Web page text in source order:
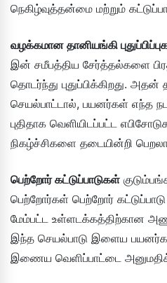
நெகிழ்வுத்தன்மை மற்றும்
வழக்கமான தானியங்கி
இன் சமீபத்திய சேர்த்தல்களை
தொடர்ந்து புதுப்பிக்கிறது. அதன்
செயல்பாட்டால், பயனர்கள் எந்த
புதிதாக வெளியிடப்பட்ட
நிகழ்ச்சிகளை தடையின்றி
பெற்றோர் கட்டுப்பாடுகள்
பெற்றோர்கள் பெற்றோர்
மேம்பட்ட உள்ளடக்கத்திற்கான
இந்த செயல்பாடு இளைய
இணைய வெளிப்பாட்டை